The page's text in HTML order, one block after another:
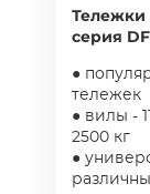
Тележки
серия DF
●
тележек
● вилы -
2500 кг
●